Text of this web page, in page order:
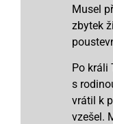
Musel
zbytek
Po králi
s
vrátil k
vzešel.